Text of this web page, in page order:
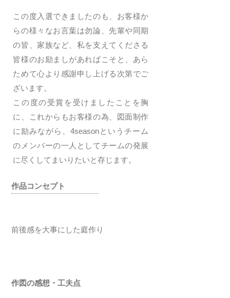
この度入選できましたのも、お客様か
らの様々なお言葉は勿論、先輩や同期
の皆、家族など、私を支えてくださる
皆様のお励ましがあればこそと、あら
ためて心より感謝申し上げる次第でご
ざいます。
この度の受賞を受けましたことを胸
に、これからもお客様の為、図面制作
に励みながら、4seasonというチーム
のメンバーの一人としてチームの発展
に尽くしてまいりたいと存じます。
作品コンセプト
前後感を大事にした庭作り
作図の感想・工夫点